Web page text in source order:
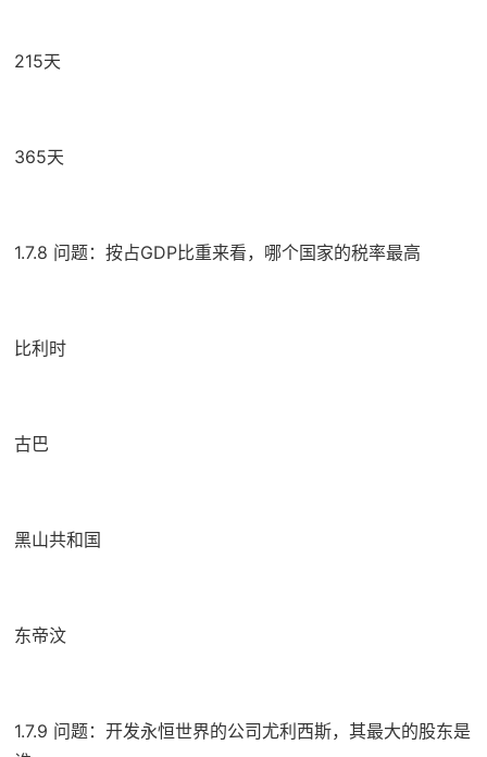
215天
365天
1.7.8 问题：按占GDP比重来看，哪个国家的税率最高
比利时
古巴
黑山共和国
东帝汶
1.7.9 问题：开发永恒世界的公司尤利西斯，其最大的股东是